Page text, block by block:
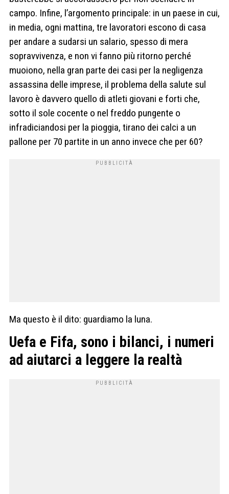
campo. Infine, l’argomento principale: in un paese in cui,
in media, ogni mattina, tre lavoratori escono di casa
per andare a sudarsi un salario, spesso di mera
sopravvivenza, e non vi fanno più ritorno perché
muoiono, nella gran parte dei casi per la negligenza
assassina delle imprese, il problema della salute sul
lavoro è davvero quello di atleti giovani e forti che,
sotto il sole cocente o nel freddo pungente o
infradiciandosi per la pioggia, tirano dei calci a un
pallone per 70 partite in un anno invece che per 60?
Ma questo è il dito: guardiamo la luna.
Uefa e Fifa, sono i bilanci, i numeri
ad aiutarci a leggere la realtà